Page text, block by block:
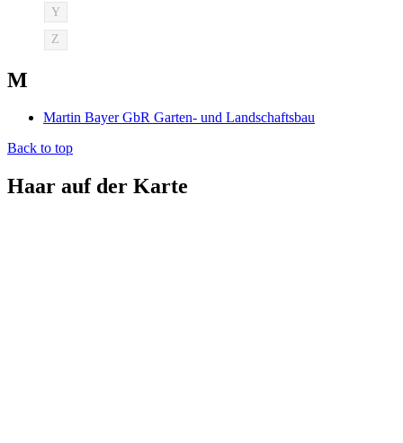
Y
Z
M
Martin Bayer GbR Garten- und Landschaftsbau
Back to top
Haar auf der Karte